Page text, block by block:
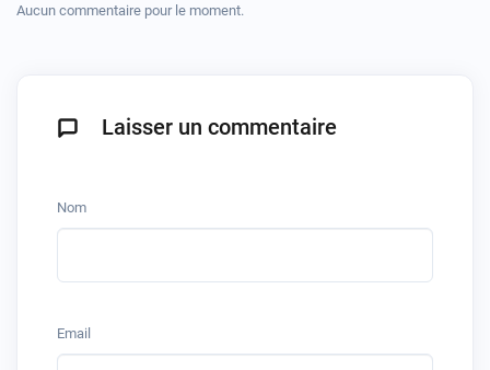
Aucun commentaire pour le moment.
Laisser un commentaire
Nom
Email